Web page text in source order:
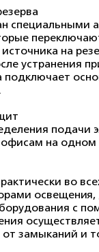
специальными
на
устранения
подачи
на одном
во
с
замыканий и